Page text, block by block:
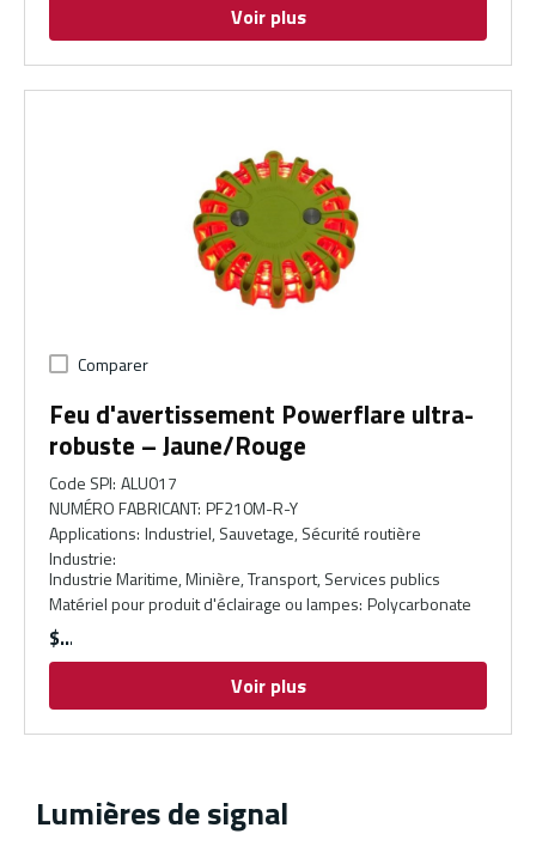
Voir plus
Comparer
Feu d'avertissement Powerflare ultra-
robuste – Jaune/Rouge
Code SPI: ALU017
NUMÉRO FABRICANT: PF210M-R-Y
Applications: Industriel, Sauvetage, Sécurité routière
Industrie:
Industrie Maritime, Minière, Transport, Services publics
Matériel pour produit d'éclairage ou lampes: Polycarbonate
$
Voir plus
Lumières de signal